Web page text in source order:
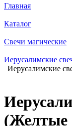
Главная
Каталог
Свечи магические
Иерусалимские
Иерусалимские
(Желтые